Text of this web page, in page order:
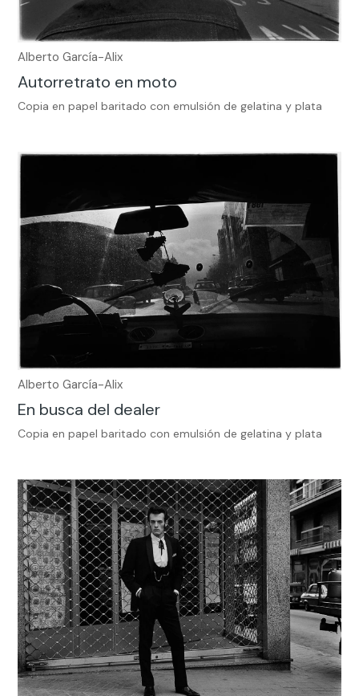
Alberto García-Alix
Autorretrato en moto
Copia en papel baritado con emulsión de gelatina y plata
Alberto García-Alix
En busca del dealer
Copia en papel baritado con emulsión de gelatina y plata